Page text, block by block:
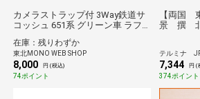
カメラストラップ付 3Way鉄道サ
コッシュ 651系 グリーン車 ラフ
在庫：残りわずか
東北MONO WEB SHOP
8,000 円 (税込)
74ポイント
【両国
景 撰 北
テルミナ
7,344 円 (
374ポイント